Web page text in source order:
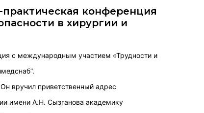
конференция
в хирургии и
с международным участием «Трудности и
вручил приветственный адрес
имени А.Н. Сызганова академику